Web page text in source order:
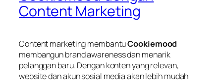
Content Marketing
Content marketing membantuCookiemood
membangun brand awareness dan menarik
pelanggan baru. Dengan konten yang relevan,
website dan akun sosial media akan lebih mudah